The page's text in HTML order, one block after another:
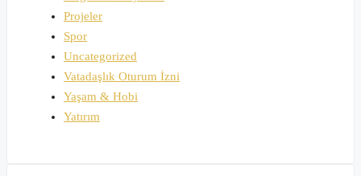
Projeler
Spor
Uncategorized
Vatadaşlık Oturum İzni
Yaşam & Hobi
Yatırım